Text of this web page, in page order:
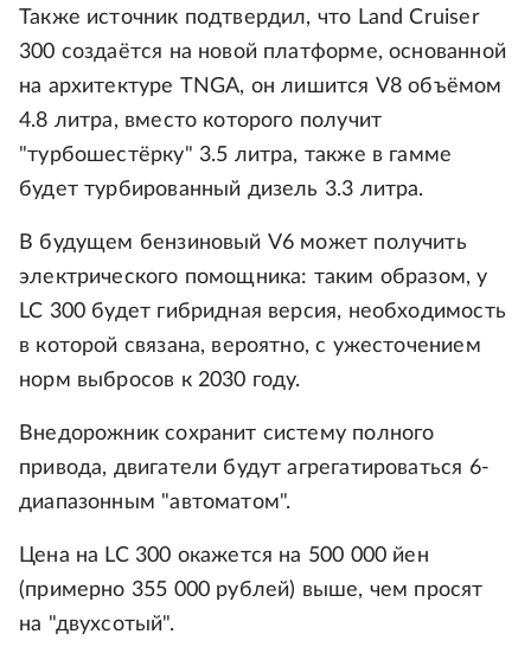
Также источник подтвердил, что Land Cruiser
300 создаётся на новой платформе, основанной
на архитектуре TNGA, он лишится V8 объёмом
4.8 литра, вместо которого получит
"турбошестёрку" 3.5 литра, также в гамме
будет турбированный дизель 3.3 литра.
В будущем бензиновый V6 может получить
электрического помощника: таким образом, у
LC 300 будет гибридная версия, необходимость
в которой связана, вероятно, с ужесточением
норм выбросов к 2030 году.
Внедорожник сохранит систему полного
привода, двигатели будут агрегатироваться 6-
диапазонным "автоматом".
Цена на LC 300 окажется на 500 000 йен
(примерно 355 000 рублей) выше, чем просят
на "двухсотый".